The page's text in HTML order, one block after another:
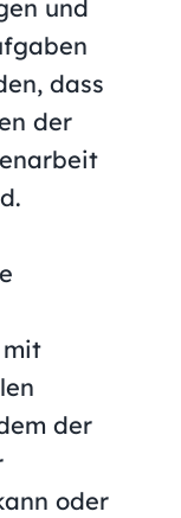
und
dass
der
mit
der
oder